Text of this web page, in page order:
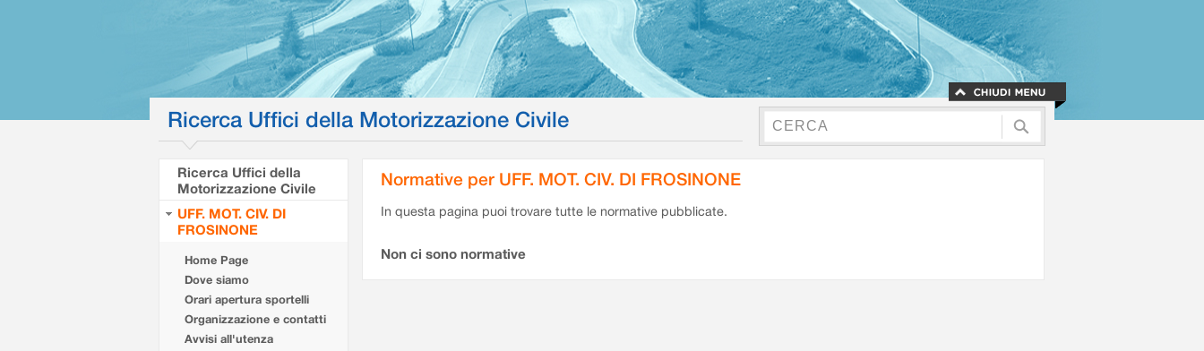
Ricerca Uffici della Motorizzazione Civile
Ricerca Uffici della
Motorizzazione Civile
UFF. MOT. CIV. DI
FROSINONE
Home Page
Dove siamo
Orari apertura sportelli
Organizzazione e contatti
Avvisi all'utenza
Normative per UFF. MOT. CIV. DI FROSINONE
In questa pagina puoi trovare tutte le normative pubblicate.
Non ci sono normative